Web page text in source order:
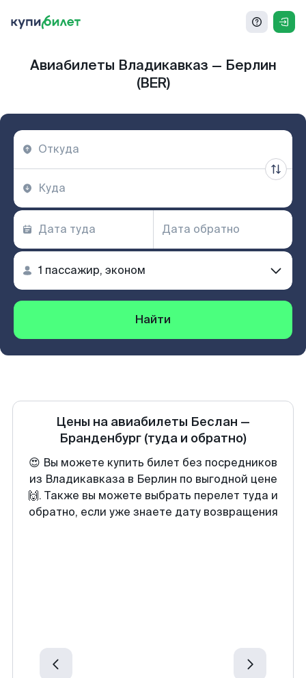
Авиабилеты Владикавказ — Берлин
(BER)
Найти
Цены на авиабилеты Беслан —
Бранденбург (туда и обратно)
😍 Вы можете купить билет без посредников
из Владикавказа в Берлин по выгодной цене
🙌. Также вы можете выбрать перелет туда и
обратно, если уже знаете дату возвращения